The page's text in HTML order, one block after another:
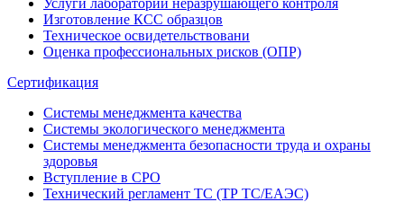
Изготовление КСС образцов
Техническое освидетельствовани
Оценка профессиональных рисков (ОПР)
Сертификация
Системы менеджмента качества
Системы экологического менеджмента
Системы менеджмента безопасности труда и охраны
здоровья
Вступление в СРО
Технический регламент ТС (ТР ТС/ЕАЭС)